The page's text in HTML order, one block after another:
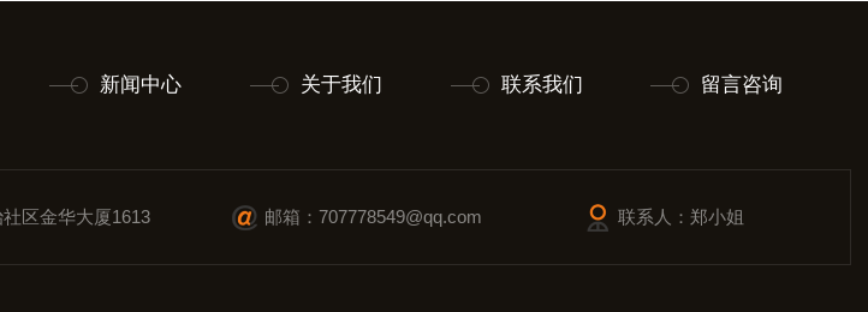
新闻中心 关于我们 联系我们 留言咨询
区金华大厦1613 邮箱：707778549@qq.com 联系人：郑小姐